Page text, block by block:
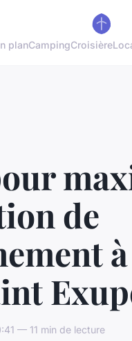
planCampingCroisière
de
— 11 min de lecture